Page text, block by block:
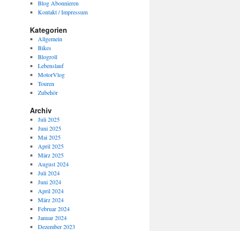
Blog Abonnieren
Kontakt / Impressum
Kategorien
Allgemein
Bikes
Blogroll
Lebenslauf
MotorVlog
Touren
Zubehör
Archiv
Juli 2025
Juni 2025
Mai 2025
April 2025
März 2025
August 2024
Juli 2024
Juni 2024
April 2024
März 2024
Februar 2024
Januar 2024
Dezember 2023